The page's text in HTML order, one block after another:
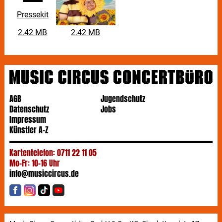
Jahren offen heterosexuell lebenden
Ausnahmekomiker auch in Zeiten stets erhobener
Zeigefinger kein Blatt vor den Mund. Sie sind der Fels
in der Brandung humoristischer Horizonterweiterung.
Pressekit
2.42 MB
2.42 MB
AGB
Datenschutz
Impressum
Jugendschutz
Jobs
Künstler A-Z
Kartentelefon: 0711 22 11 05
Mo-Fr: 10-16 Uhr
info@musiccircus.de